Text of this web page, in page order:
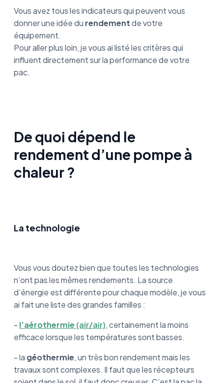
Vous avez tous les indicateurs qui peuvent vous
donner une idée du rendementde votre
équipement.
Pour aller plus loin, je vous ai listé les critères qui
influent directement sur la performance de votre
pac.
De quoi dépend le
rendement d’une pompe à
chaleur ?
La technologie
Vous vous doutez bien que toutes les technologies
n’ont pas les mêmes rendements. La source
d’énergie est différente pour chaque modèle, je vous
ai fait une liste des grandes familles :
- l’aérothermie (air/air), certainement la moins
efficace lorsque les températures sont basses.
- la géothermie, un très bon rendement mais les
travaux sont complexes. Il faut que les récepteurs